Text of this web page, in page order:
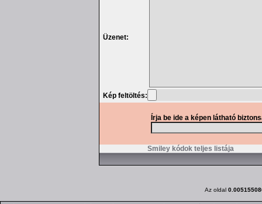
Üzenet:
Kép feltöltés:
Írja be ide a képen látható
Smiley kódok teljes listája
Az oldal